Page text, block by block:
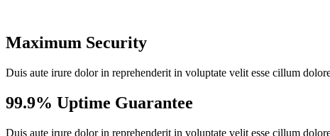
Maximum Security
Duis aute irure dolor in reprehenderit in voluptate velit esse cillum
99.9% Uptime Guarantee
Duis aute irure dolor in reprehenderit in voluptate velit esse cillum